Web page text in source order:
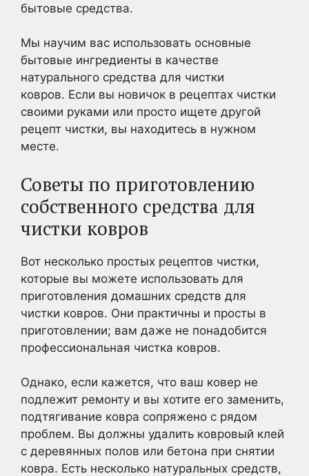
бытовые средства.
Мы научим вас использовать основные
бытовые ингредиенты в качестве
натурального средства для чистки
ковров. Если вы новичок в рецептах чистки
своими руками или просто ищете другой
рецепт чистки, вы находитесь в нужном
месте.
Советы по приготовлению
собственного средства для
чистки ковров
Вот несколько простых рецептов чистки,
которые вы можете использовать для
приготовления домашних средств для
чистки ковров. Они практичны и просты в
приготовлении; вам даже не понадобится
профессиональная чистка ковров.
Однако, если кажется, что ваш ковер не
подлежит ремонту и вы хотите его заменить,
подтягивание ковра сопряжено с рядом
проблем. Вы должны удалить ковровый клей
с деревянных полов или бетона при снятии
ковра. Есть несколько натуральных средств,